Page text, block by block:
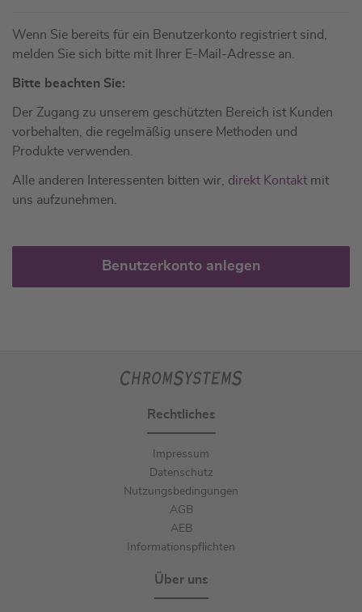
Wenn Sie bereits für ein Benutzerkonto registriert sind,
melden Sie sich bitte mit Ihrer E-Mail-Adresse an.
Bitte beachten Sie:
Der Zugang zu unserem geschützten Bereich ist Kunden
vorbehalten, die regelmäßig unsere Methoden und
Produkte verwenden.
Alle anderen Interessenten bitten wir, direkt Kontakt mit
uns aufzunehmen.
Benutzerkonto anlegen
Rechtliches
Impressum
Datenschutz
Nutzungsbedingungen
AGB
AEB
Informationspflichten
Über uns